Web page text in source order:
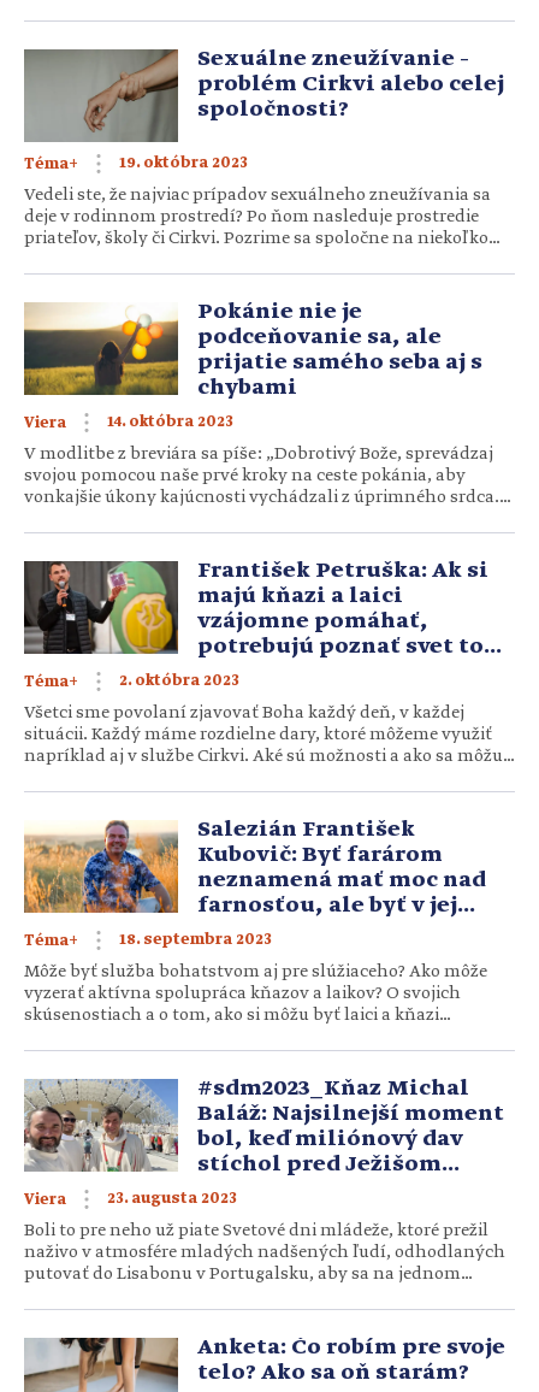
členkou Centra na ochranu maloletých Komisie KBS pre
prípady sexuálneho zneužívania maloletých, a okrem toho
sa venuje prevencii a pomoci obetiam sexuálneho
zneužívania. Skúsme […]
Sexuálne zneužívanie –
problém Cirkvi alebo celej
spoločnosti?
Téma+ 19. októbra 2023
Vedeli ste, že najviac prípadov sexuálneho zneužívania sa
deje v rodinnom prostredí? Po ňom nasleduje prostredie
priateľov, školy či Cirkvi. Pozrime sa spoločne na niekoľko
sexuálneho zneužívania v Cirkvi a všeobecne vo svete
intenzívnejšie otvára. V dnešnej dobe už existujú mnohé
výskumné tímy či organizácie v rámci Cirkvi, ale i mimo nej,
Pokánie nie je
podceňovanie sa, ale
prijatie samého seba aj s
chybami
Viera 14. októbra 2023
V modlitbe z breviára sa píše: „Dobrotivý Bože, sprevádzaj
svojou pomocou naše prvé kroky na ceste pokánia, aby
vonkajšie úkony kajúcnosti vychádzali z úprimného srdca.“
radosti. Je to oslava a chvála Boha. Je pokánie dostatočne
prítomné v našich životoch aj v tejto dobe? Konáme pokánie
z úprimného srdca? Pokánie neoddeliteľne súvisí aj s
pôstom. Avšak […]
František Petruška: Ak si
majú kňazi a laici
vzájomne pomáhať,
potrebujú poznať svet toho
druhého
Téma+ 2. októbra 2023
Všetci sme povolaní zjavovať Boha každý deň, v každej
situácii. Každý máme rozdielne dary, ktoré môžeme využiť
napríklad aj v službe Cirkvi. Aké sú možnosti a ako sa môžu
s vicerektorom Pastoračného centra Anny Kolesárovej vo
Vysokej nad Uhom, Františkom Petruškom. Kým je pre vás
laik vo vašej farnosti? Sú […]Salezián František
Kubovič: Byť farárom
neznamená mať moc nad
farnosťou, ale byť v jej
službe
Téma+ 18. septembra 2023
Môže byť služba bohatstvom aj pre slúžiaceho? Ako môže
vyzerať aktívna spolupráca kňazov a laikov? O svojich
skúsenostiach a o tom, ako si môžu byť laici a kňazi
František Kubovič. Kým je pre vás laik vo vašej farnosti?
Najprv malá definícia – etymologicky pochádza termín laik z
gréckeho laïkós, čo znamená „z ľudu“, […]
#sdm2023_Kňaz Michal
Baláž: Najsilnejší moment
bol, keď miliónový dav
stíchol pred Ježišom
v Eucharistii
Viera 23. augusta 2023
Boli to pre neho už piate Svetové dni mládeže, ktoré prežil
naživo v atmosfére mladých nadšených ľudí, odhodlaných
putovať do Lisabonu v Portugalsku, aby sa na jednom
bolo tento rok v Lisabone, sa s nami podelil kňaz Michal
Baláž. Prečo ste sa rozhodli ísť na Svetové dni mládeže do
Portugalska? Boli […]
Anketa: Čo robím pre svoje
telo? Ako sa oň starám?